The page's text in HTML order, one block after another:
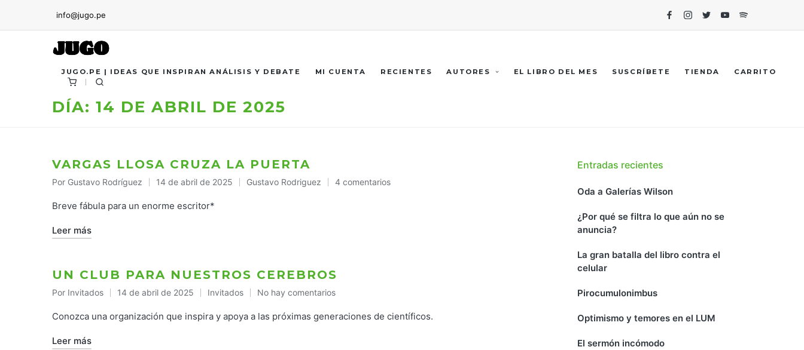
info@jugo.pe
FacebookInstagram
TwitterYoutubeSpotify
JUGO.PE | IDEAS QUE INSPIRAN ANÁLISIS Y DEBATE MI CUENTA RECIENTES AUTORES EL LIBRO DEL MES SUSCRÍBETE TIENDA CARRITO
DÍA: 14 DE ABRIL DE 2025
VARGAS LLOSA CRUZA LA PUERTA
Publicado
por
Por Gustavo Rodríguez 14 de abril de 2025
Publicado
Gustavo Rodriguez 4 comentarios
Breve fábula para un enorme escritor*
Leer más
UN CLUB PARA NUESTROS CEREBROS
Publicado
por
Por Invitados 14 de abril de 2025
Publicado
en
Invitados No hay comentarios
Conozca una organización que inspira y apoya a las próximas generaciones de científicos.
Leer más
Entradas recientes
Oda a Galerías Wilson
¿Por qué se filtra lo que aún no se
anuncia?
La gran batalla del libro contra el
celular
Pirocumulonimbus
Optimismo y temores en el LUM
El sermón incómodo